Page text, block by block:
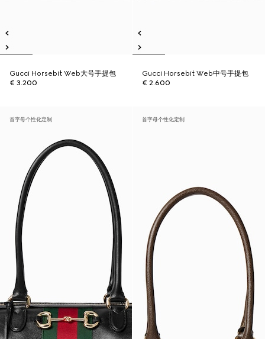
Gucci Horsebit Web大号手提包
€ 3.200
Gucci Horsebit Web中号手提包
€ 2.600
首字母个性化定制 首字母个性化定制